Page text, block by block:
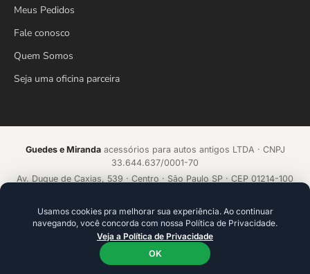
Meus Pedidos
Fale conosco
Quem Somos
Seja uma oficina parceira
Guedes e Mirandaacessórios para autos antigos LTDA · CNPJ
33.644.637/0001-70
Av. Duque de Caxias, 539 · Centro · São Paulo SP · CEP 01214-100
Acelerado porecommerce.CAMP
Plataforma de alta conversão com IA que aprende a cada venda.
Ideal para founders e empresários que precisam ir além da
tecnologia.
Usamos cookies pra melhorar sua experiência. Ao continuar
navegando, você concorda com nossa Política de Privacidade.
Veja a Política de Privacidade
OK